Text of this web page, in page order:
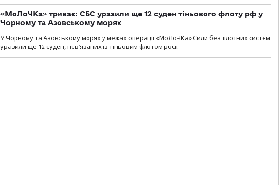
«МоЛоЧКа» триває: СБС уразили ще 12 суден тіньового флоту рф у
Чорному та Азовському морях
У Чорному та Азовському морях у межах операції «МоЛоЧКа» Сили безпілотних систем
уразили ще 12 суден, пов’язаних із тіньовим флотом росії.